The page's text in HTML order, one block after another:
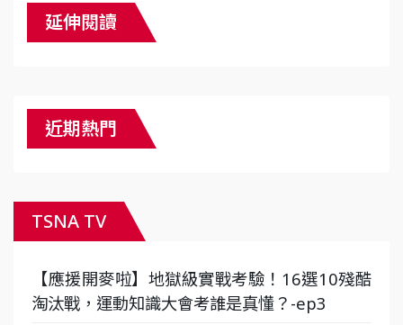
延伸閱讀
近期熱門
TSNA TV
【應援開麥啦】地獄級實戰考驗！16選10殘酷
淘汰戰，運動知識大會考誰是真懂？-ep3